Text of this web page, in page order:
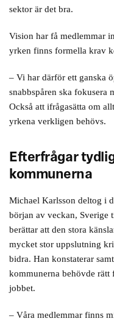
sektor är det bra.
Vision har få medlemmar
yrken finns formella krav
– Vi har därför ett ganska
snabbspåren ska fokusera
Också att ifrågasätta om
yrkena verkligen behövs.
Efterfrågar
kommunerna
Michael Karlsson deltog i
början av veckan, Sverige
berättar att den stora
mycket stor uppslutning
bidra. Han konstaterar
kommunerna behövde rätt
jobbet.
– Våra medlemmar finns